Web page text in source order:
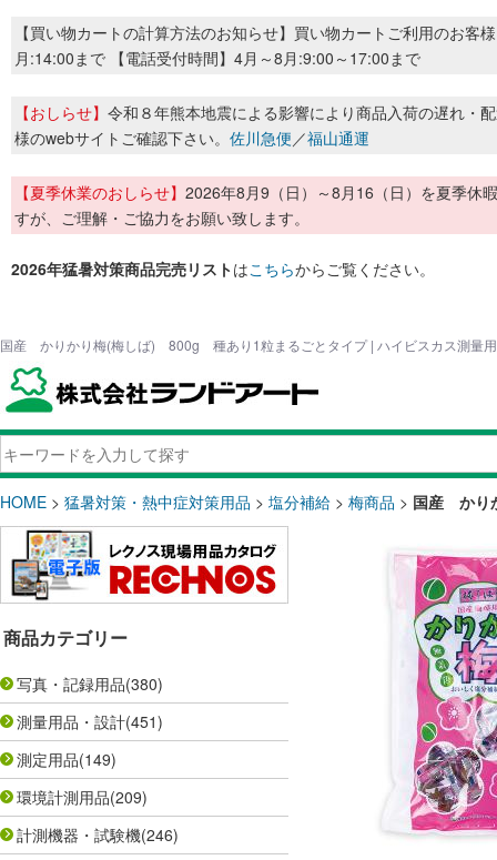
【買い物カートの計算方法のお知らせ】買い物カートご利用のお客
月:14:00まで 【電話受付時間】4月～8月:9:00～17:00まで
【おしらせ】 令和８年熊本地震による影響により商品入荷の遅れ・
様のwebサイトご確認下さい。 佐川急便／福山通運
【夏季休業のおしらせ】 2026年8月9（日）～8月16（日）を夏季休
すが、ご理解・ご協力をお願い致します。
2026年猛暑対策商品完売リストはこちらからご覧ください。
国産 かりかり梅(梅しば) 800g 種あり1粒まるごとタイプ | ハイビスカス測量
HOME > 猛暑対策・熱中症対策用品 > 塩分補給 > 梅商品 > 国産 かり
商品カテゴリー
写真・記録用品(380)
測量用品・設計(451)
測定用品(149)
環境計測用品(209)
計測機器・試験機(246)